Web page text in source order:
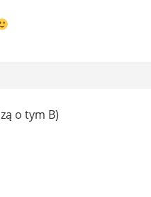
o tym B)